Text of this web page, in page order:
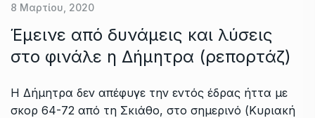
8 Μαρτίου, 2020
Έμεινε από δυνάμεις και λύσεις
στο φινάλε η Δήμητρα (ρεπορτάζ)
Η Δήμητρα δεν απέφυγε την εντός έδρας ήττα με
σκορ 64-72 από τη Σκιάθο, στο σημερινό (Κυριακή